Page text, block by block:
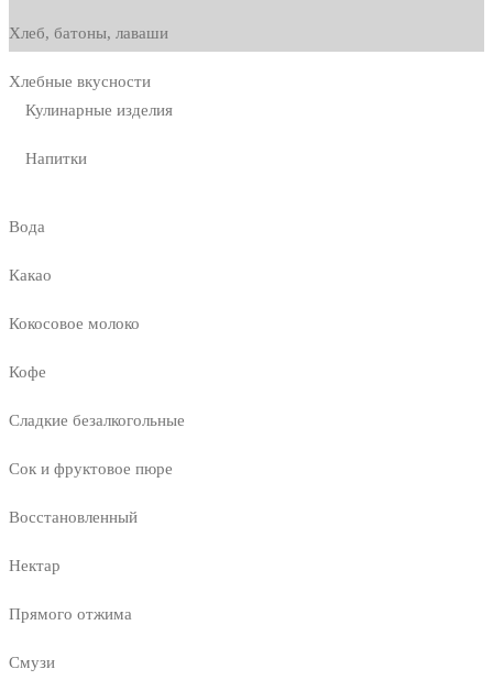
Хлеб, батоны, лаваши
Хлебные вкусности
Кулинарные изделия
Напитки
Вода
Какао
Кокосовое молоко
Кофе
Сладкие безалкогольные
Сок и фруктовое пюре
Восстановленный
Нектар
Прямого отжима
Смузи